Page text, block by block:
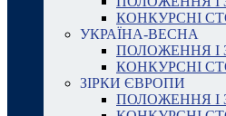
КОНКУРСНІ
УКРАЇНА-ВЕСНА
ПОЛОЖЕННЯ І
КОНКУРСНІ
ЗІРКИ ЄВРОПИ
ПОЛОЖЕННЯ І